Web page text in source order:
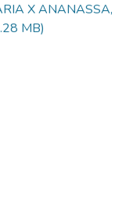
X ANANASSA,
MB)